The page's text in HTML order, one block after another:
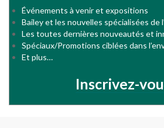
Événements à venir et expositions
Bailey et les nouvelles spécialisées de
Les toutes dernières nouveautés et
Spéciaux/Promotions ciblées dans
Et plus…
Inscrivez-